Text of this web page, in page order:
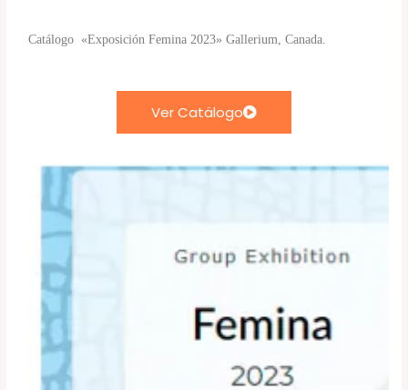
Catálogo «Exposición Femina 2023» Gallerium, Canada.
Ver Catälogo